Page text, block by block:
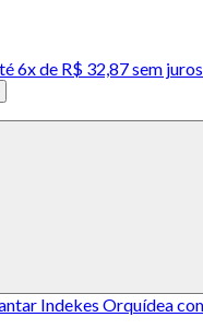
6x de R$ 32,87 sem juros